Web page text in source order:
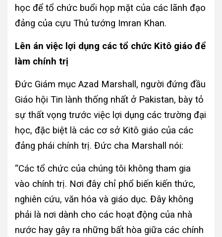
học để tổ chức buổi họp mặt của các lãnh đạo
đảng của cựu Thủ tướng Imran Khan.
Lên án việc lợi dụng các tổ chức Kitô giáo để
làm chính trị
Đức Giám mục Azad Marshall, người đứng đầu
Giáo hội Tin lành thống nhất ở Pakistan, bày tỏ
sự thất vọng trước việc lợi dụng các trường đại
học, đặc biệt là các cơ sở Kitô giáo của các
đảng phái chính trị. Đức cha Marshall nói:
“Các tổ chức của chúng tôi không tham gia
vào chính trị. Nơi đây chỉ phổ biến kiến ​​thức,
nghiên cứu, văn hóa và giáo dục. Đây không
phải là nơi dành cho các hoạt động của nhà
nước hay gây ra những bất hòa giữa các chính